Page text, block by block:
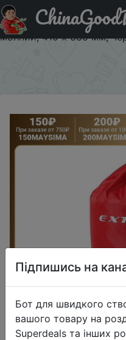
Код на знижку
с круглым дном и
молнии, 410 х 335 мм,
Підпишись на
Бот для швидкого
вашого товару на
Superdeals та інших